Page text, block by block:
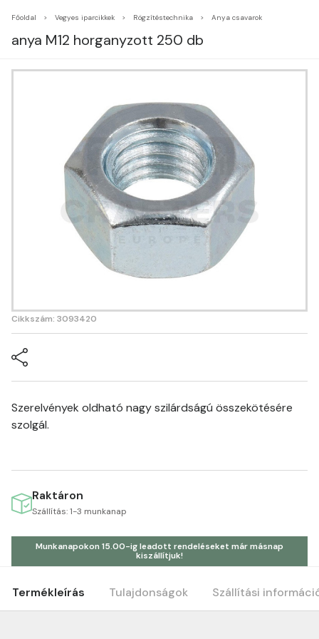
Főoldal Vegyes iparcikkek Rögzítéstechnika Anya csavarok
anya M12 horganyzott 250 db
Cikkszám: 3093420
Szerelvények oldható nagy szilárdságú összekötésére
szolgál.
Raktáron
Szállítás: 1-3 munkanap
Munkanapokon 15.00-ig leadott rendeléseket már másnap
kiszállítjuk!
Termékleírás Tulajdonságok Szállítási